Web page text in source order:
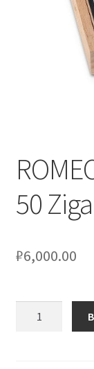
Табак на заказ
50
₽6,000.00